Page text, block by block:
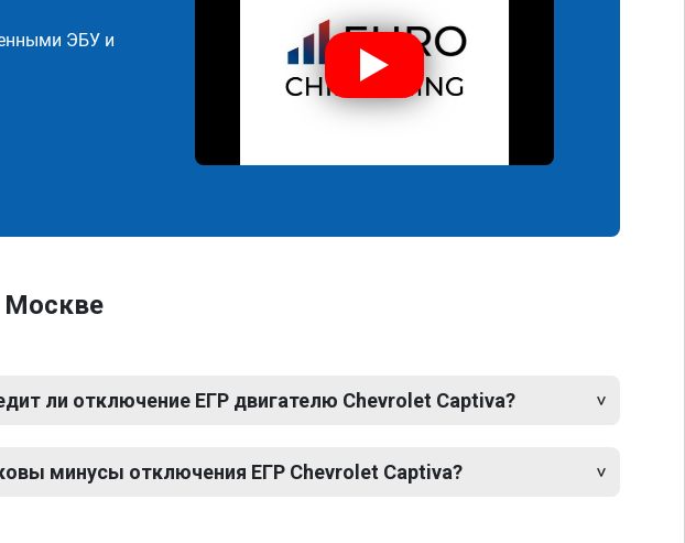
ЭБУ и
Москве
ли отключение ЕГР двигателю Chevrolet Captiva?
минусы отключения ЕГР Chevrolet Captiva?